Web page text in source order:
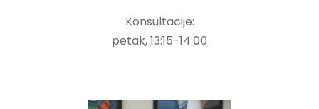
Konsultacije:
petak, 13:15-14:00